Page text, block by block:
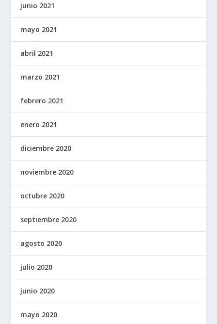
junio 2021
mayo 2021
abril 2021
marzo 2021
febrero 2021
enero 2021
diciembre 2020
noviembre 2020
octubre 2020
septiembre 2020
agosto 2020
julio 2020
junio 2020
mayo 2020